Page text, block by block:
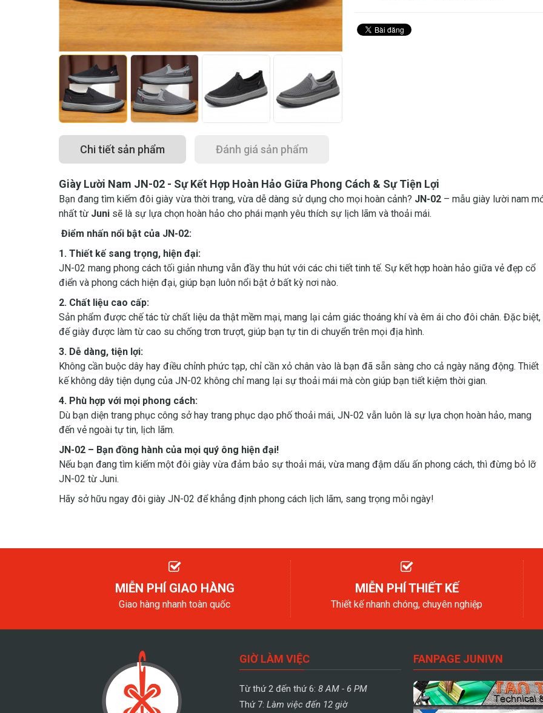
Chi tiết sản phẩm Đánh giá sản phẩm
Giày Lười Nam JN-02 - Sự Kết Hợp Hoàn Hảo Giữa Phong Cách & Sự Tiện Lợi
Bạn đang tìm kiếm đôi giày vừa thời trang, vừa dễ dàng sử dụng cho mọi hoàn cảnh? JN-02 – mẫu giày lười nam
nhất từ Juni sẽ là sự lựa chọn hoàn hảo cho phái mạnh yêu thích sự lịch lãm và thoải mái.
Điểm nhấn nổi bật của JN-02:
1. Thiết kế sang trọng, hiện đại:
JN-02 mang phong cách tối giản nhưng vẫn đầy thu hút với các chi tiết tinh tế. Sự kết hợp hoàn hảo giữa vẻ đẹp cổ
điển và phong cách hiện đại, giúp bạn luôn nổi bật ở bất kỳ nơi nào.
2. Chất liệu cao cấp:
Sản phẩm được chế tác từ chất liệu da thật mềm mại, mang lại cảm giác thoáng khí và êm ái cho đôi chân. Đặc biệt,
đế giày được làm từ cao su chống trơn trượt, giúp bạn tự tin di chuyển trên mọi địa hình.
3. Dễ dàng, tiện lợi:
Không cần buộc dây hay điều chỉnh phức tạp, chỉ cần xỏ chân vào là bạn đã sẵn sàng cho cả ngày năng động. Thiết
kế không dây tiện dụng của JN-02 không chỉ mang lại sự thoải mái mà còn giúp bạn tiết kiệm thời gian.
4. Phù hợp với mọi phong cách:
Dù bạn diện trang phục công sở hay trang phục dạo phố thoải mái, JN-02 vẫn luôn là sự lựa chọn hoàn hảo, mang
đến vẻ ngoài tự tin, lịch lãm.
JN-02 – Bạn đồng hành của mọi quý ông hiện đại!
Nếu bạn đang tìm kiếm một đôi giày vừa đảm bảo sự thoải mái, vừa mang đậm dấu ấn phong cách, thì đừng bỏ lỡ
JN-02 từ Juni.
Hãy sở hữu ngay đôi giày JN-02 để khẳng định phong cách lịch lãm, sang trọng mỗi ngày!
MIỄN PHÍ GIAO HÀNG
Giao hàng nhanh toàn quốc
MIỄN PHÍ THIẾT KẾ
Thiết kế nhanh chóng, chuyên nghiệp
GIỜ LÀM VIỆC
Từ thứ 2 đến thứ 6: 8 AM - 6 PM
Thứ 7: Làm việc đến 12 giờ
FANPAGE JUNIVN